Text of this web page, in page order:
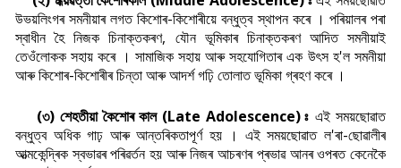
উভয়লিংগৰ সমনীয়াৰ লগত কিশোৰ-কিশোৰীয়ে বন্ধুত্ব স্থাপন কৰে । পৰিয়ালৰ পৰা
স্বাধীন হৈ নিজক চিনাক্তকৰণ, যৌন ভূমিকাৰ চিনাক্তকৰণ আদিত সমনীয়াই
তেওঁলোকক সহায় কৰে । সামাজিক সহায় আৰু সহযোগিতাৰ এক উৎস হ'ল সমনীয়া
আৰু কিশোৰ-কিশোৰীৰ চিন্তা আৰু আদৰ্শ গঢ়ি তোলাত ভূমিকা গ্ৰহণ কৰে ।
(৩) শেহতীয়া কৈশোৰ কাল (Late Adolescence) ঃ এই সময়ছোৱাত
বন্ধুত্ব অধিক গাঢ় আৰু আন্তৰিকতাপূৰ্ণ হয় । এই সময়ছোৱাত ল'ৰা-ছোৱালীৰ
আত্মকেন্দ্ৰিক স্বভাৱৰ পৰিৱৰ্তন হয় আৰু নিজৰ আচৰণৰ প্ৰভাৱ আনৰ ওপৰত কেনেকৈ